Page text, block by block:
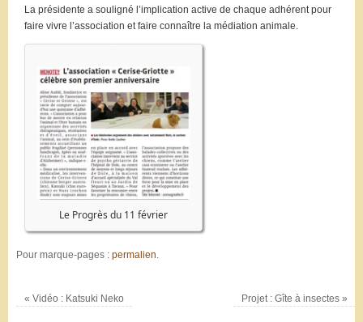
La présidente a souligné l’implication active de chaque adhérent pour
faire vivre l’association et faire connaître la médiation animale.
Le Progrès du 11 février
Pour marque-pages : permalien.
« Vidéo : Katsuki Neko Projet : Gîte à insectes»